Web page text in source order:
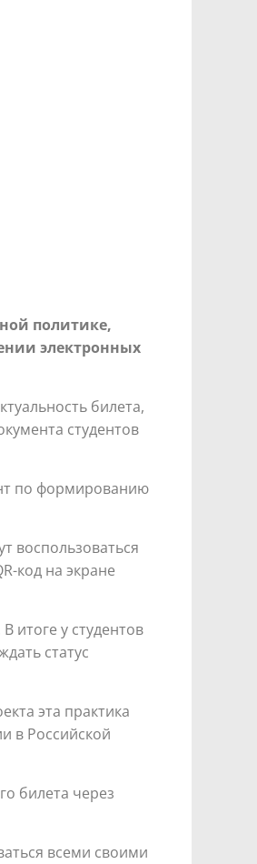
политике,
электронных
билета,
студентов
по формированию
воспользоваться
код на экране
итоге у студентов
статус
эта практика
в Российской
билета через
всеми своими